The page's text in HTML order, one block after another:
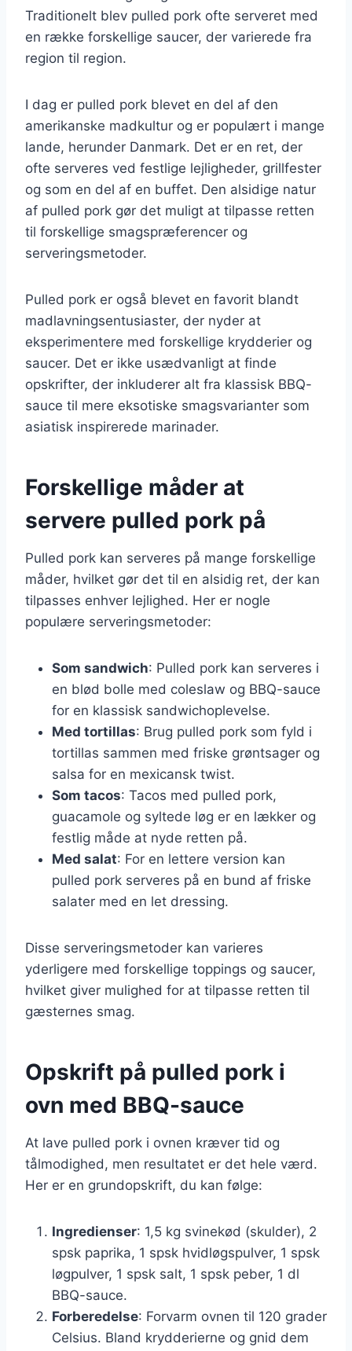
Traditionelt blev pulled pork ofte serveret med
en række forskellige saucer, der varierede fra
region til region.
I dag er pulled pork blevet en del af den
amerikanske madkultur og er populært i mange
lande, herunder Danmark. Det er en ret, der
ofte serveres ved festlige lejligheder, grillfester
og som en del af en buffet. Den alsidige natur
af pulled pork gør det muligt at tilpasse retten
til forskellige smagspræferencer og
serveringsmetoder.
Pulled pork er også blevet en favorit blandt
madlavningsentusiaster, der nyder at
eksperimentere med forskellige krydderier og
saucer. Det er ikke usædvanligt at finde
opskrifter, der inkluderer alt fra klassisk BBQ-
sauce til mere eksotiske smagsvarianter som
asiatisk inspirerede marinader.
Forskellige måder at
servere pulled pork på
Pulled pork kan serveres på mange forskellige
måder, hvilket gør det til en alsidig ret, der kan
tilpasses enhver lejlighed. Her er nogle
populære serveringsmetoder:
Som sandwich: Pulled pork kan serveres i
en blød bolle med coleslaw og BBQ-sauce
for en klassisk sandwichoplevelse.
Med tortillas: Brug pulled pork som fyld i
tortillas sammen med friske grøntsager og
salsa for en mexicansk twist.
Som tacos: Tacos med pulled pork,
guacamole og syltede løg er en lækker og
festlig måde at nyde retten på.
Med salat: For en lettere version kan
pulled pork serveres på en bund af friske
salater med en let dressing.
Disse serveringsmetoder kan varieres
yderligere med forskellige toppings og saucer,
hvilket giver mulighed for at tilpasse retten til
gæsternes smag.
Opskrift på pulled pork i
ovn med BBQ-sauce
At lave pulled pork i ovnen kræver tid og
tålmodighed, men resultatet er det hele værd.
Her er en grundopskrift, du kan følge:
Ingredienser: 1,5 kg svinekød (skulder), 2
spsk paprika, 1 spsk hvidløgspulver, 1 spsk
løgpulver, 1 spsk salt, 1 spsk peber, 1 dl
BBQ-sauce.
Forberedelse: Forvarm ovnen til 120 grader
Celsius. Bland krydderierne og gnid dem